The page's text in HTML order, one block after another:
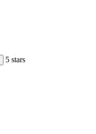
5 stars